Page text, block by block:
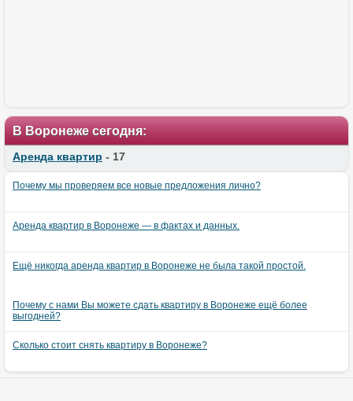
В Воронеже сегодня:
Аренда квартир - 17
Почему мы проверяем все новые предложения лично?
Аренда квартир в Воронеже — в фактах и данных.
Ещё никогда аренда квартир в Воронеже не была такой простой.
Почему с нами Вы можете сдать квартиру в Воронеже ещё более
выгодней?
Сколько стоит снять квартиру в Воронеже?